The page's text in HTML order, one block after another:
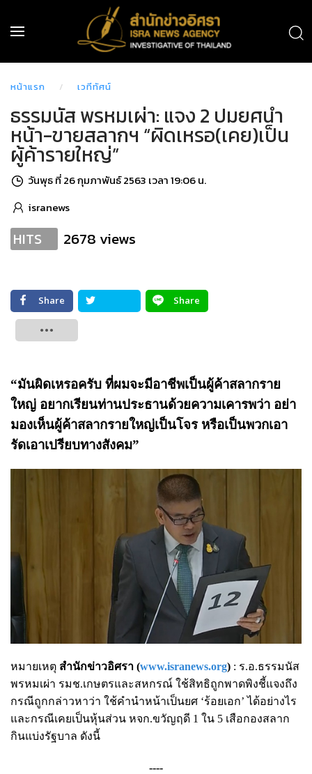
หน้าแรก เวทีทัศน์
ธรรมนัส พรหมเผ่า: แจง 2 ปมยศนำ
หน้า-ขายสลากฯ “ผิดเหรอ(เคย)เป็น
ผู้ค้ารายใหญ่”
วันพุธ ที่ 26 กุมภาพันธ์ 2563 เวลา 19:06 น.
isranews
HITS 2678 views
Share
Share
“มันผิดเหรอครับ ที่ผมจะมีอาชีพเป็นผู้ค้าสลากราย
ใหญ่ อยากเรียนท่านประธานด้วยความเคารพว่า อย่า
มองเห็นผู้ค้าสลากรายใหญ่เป็นโจร หรือเป็นพวกเอา
รัดเอาเปรียบทางสังคม”
หมายเหตุ สำนักข่าวอิศรา (www.isranews.org) : ร.อ.ธรรมนัส
พรหมเผ่า รมช.เกษตรและสหกรณ์ ใช้สิทธิถูกพาดพิงชี้แจงถึง
กรณีถูกกล่าวหาว่า ใช้คำนำหน้าเป็นยศ ‘ร้อยเอก’ ได้อย่างไร
และกรณีเคยเป็นหุ้นส่วน หจก.ขวัญฤดี 1 ใน 5 เสือกองสลาก
กินแบ่งรัฐบาล ดังนี้
----